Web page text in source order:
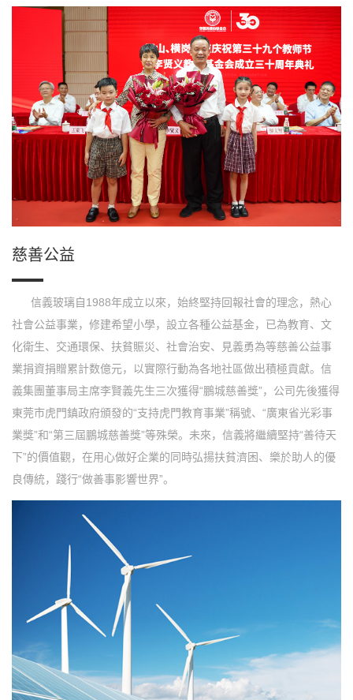
慈善公益
信義玻璃自1988年成立以來，始終堅持回報社會的理念，熱心
社會公益事業，修建希望小學，設立各種公益基金，已為教育、文
化衛生、交通環保、扶貧賑災、社會治安、見義勇為等慈善公益事
業捐資捐贈累計数億元，以實際行動為各地社區做出積極貢獻。信
義集團董事局主席李賢義先生三次獲得“鵬城慈善獎”，公司先後獲得
東莞市虎門鎮政府頒發的“支持虎門教育事業”稱號、“廣東省光彩事
業獎”和“第三屆鵬城慈善獎”等殊榮。未來，信義將繼續堅持“善待天
下”的價值觀，在用心做好企業的同時弘揚扶貧濟困、樂於助人的優
良傳統，踐行“做善事影響世界”。